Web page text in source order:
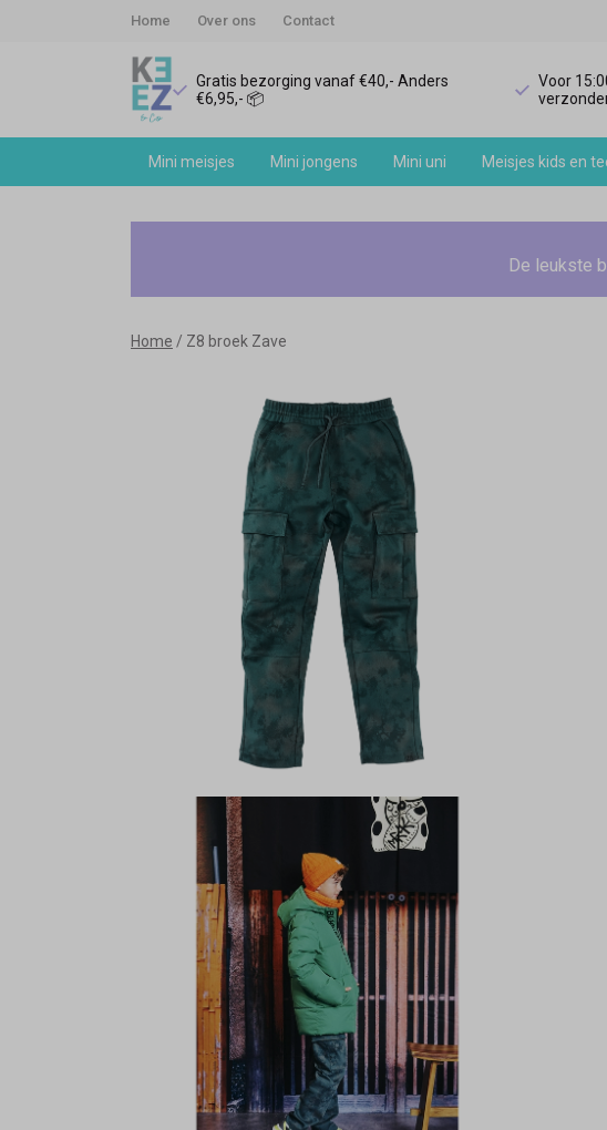
Home Over ons Contact
Gratis bezorging vanaf €40,- Anders
€6,95,- 📦
Voor
Mini meisjes Mini jongens Mini uni Meisjes kids en
De leukste
Home Z8 broek Zave